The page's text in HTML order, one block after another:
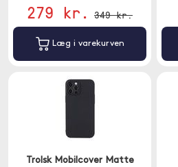
279 kr. 349 kr.
Læg i varekurven
Trolsk Mobilcover Matte